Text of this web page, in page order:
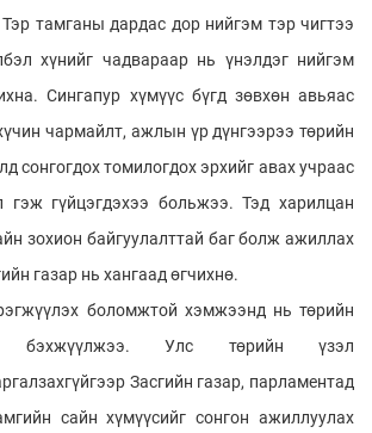
тамганы дардас дор нийгэм тэр чигтээ
хүнийг чадвараар нь үнэлдэг нийгэм
Сингапур хүмүүс бүгд зөвхөн авьяас
чармайлт, ажлын үр дүнгээрээ төрийн
сонгогдох томилогдох эрхийг авах учраас
гэж гүйцэгдэхээ больжээ. Тэд харилцан
зохион байгуулалттай баг болж ажиллах
газар нь хангаад өгчихнө.
боломжтой хэмжээнд нь төрийн
бэхжүүлжээ. Улс төрийн үзэл
Засгийн газар, парламентад
сайн хүмүүсийг сонгон ажиллуулах